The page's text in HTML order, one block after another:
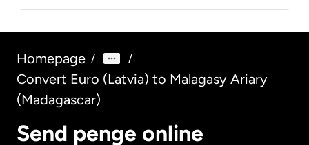
Homepage / /
Convert Euro (Latvia) to Malagasy Ariary
(Madagascar)
Send penge online